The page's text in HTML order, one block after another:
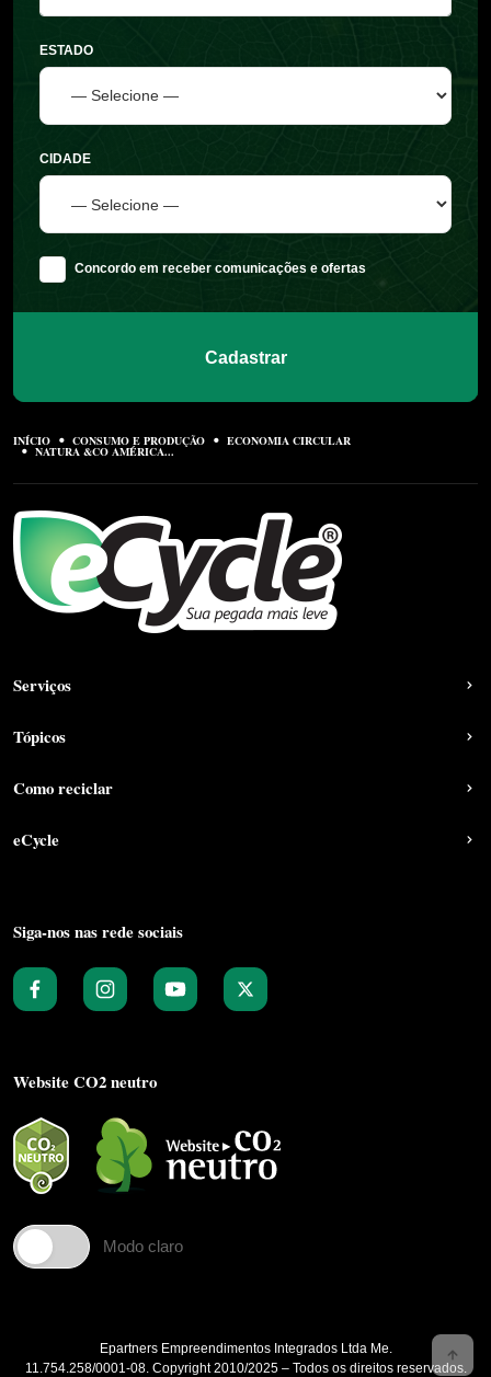
ESTADO
CIDADE
Concordo em receber comunicações e ofertas
Cadastrar
INÍCIO CONSUMO E PRODUÇÃO ECONOMIA CIRCULAR
NATURA &CO AMÉRICA...
Serviços
Tópicos
Como reciclar
eCycle
Siga-nos nas rede sociais
Website CO2 neutro
Modo claro
Epartners Empreendimentos Integrados Ltda Me.
11.754.258/0001‐08. Copyright 2010/2025 – Todos os direitos reservados.